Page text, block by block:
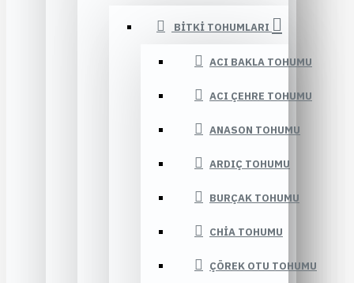
BITKI TOHUMLARI
ACI BAKLA TOHUMU
ACI ÇEHRE TOHUMU
ANASON TOHUMU
ARDIÇ TOHUMU
BURÇAK TOHUMU
CHIA TOHUMU
ÇÖREK OTU TOHUMU